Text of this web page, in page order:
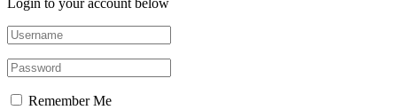
Login to your account below
Remember Me